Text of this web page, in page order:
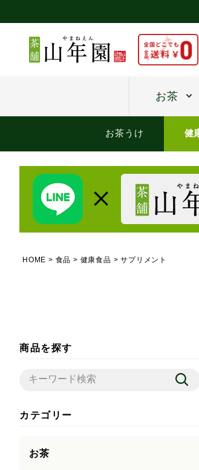
お茶
お茶うけ 健
HOME 食品 健康食品 サプリメント
商品を探す
カテゴリー
お茶